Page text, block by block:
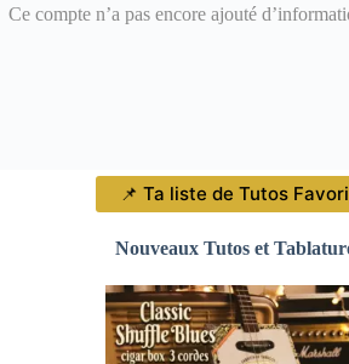
Ce compte n’a pas encore ajouté
📌 Ta liste de Tutos
Nouveaux Tutos et